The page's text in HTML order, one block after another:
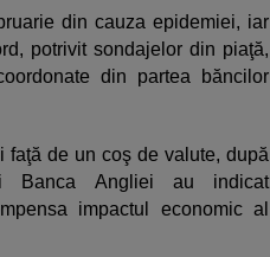
din cauza epidemiei, iar
potrivit sondajelor din piaţă,
din partea băncilor
de un coş de valute, după
Banca Angliei au indicat
impactul economic al